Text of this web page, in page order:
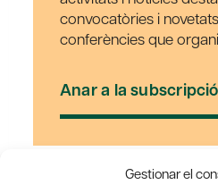
Gestionar el
convocatòries i
conferències que
Anar a la subscripció